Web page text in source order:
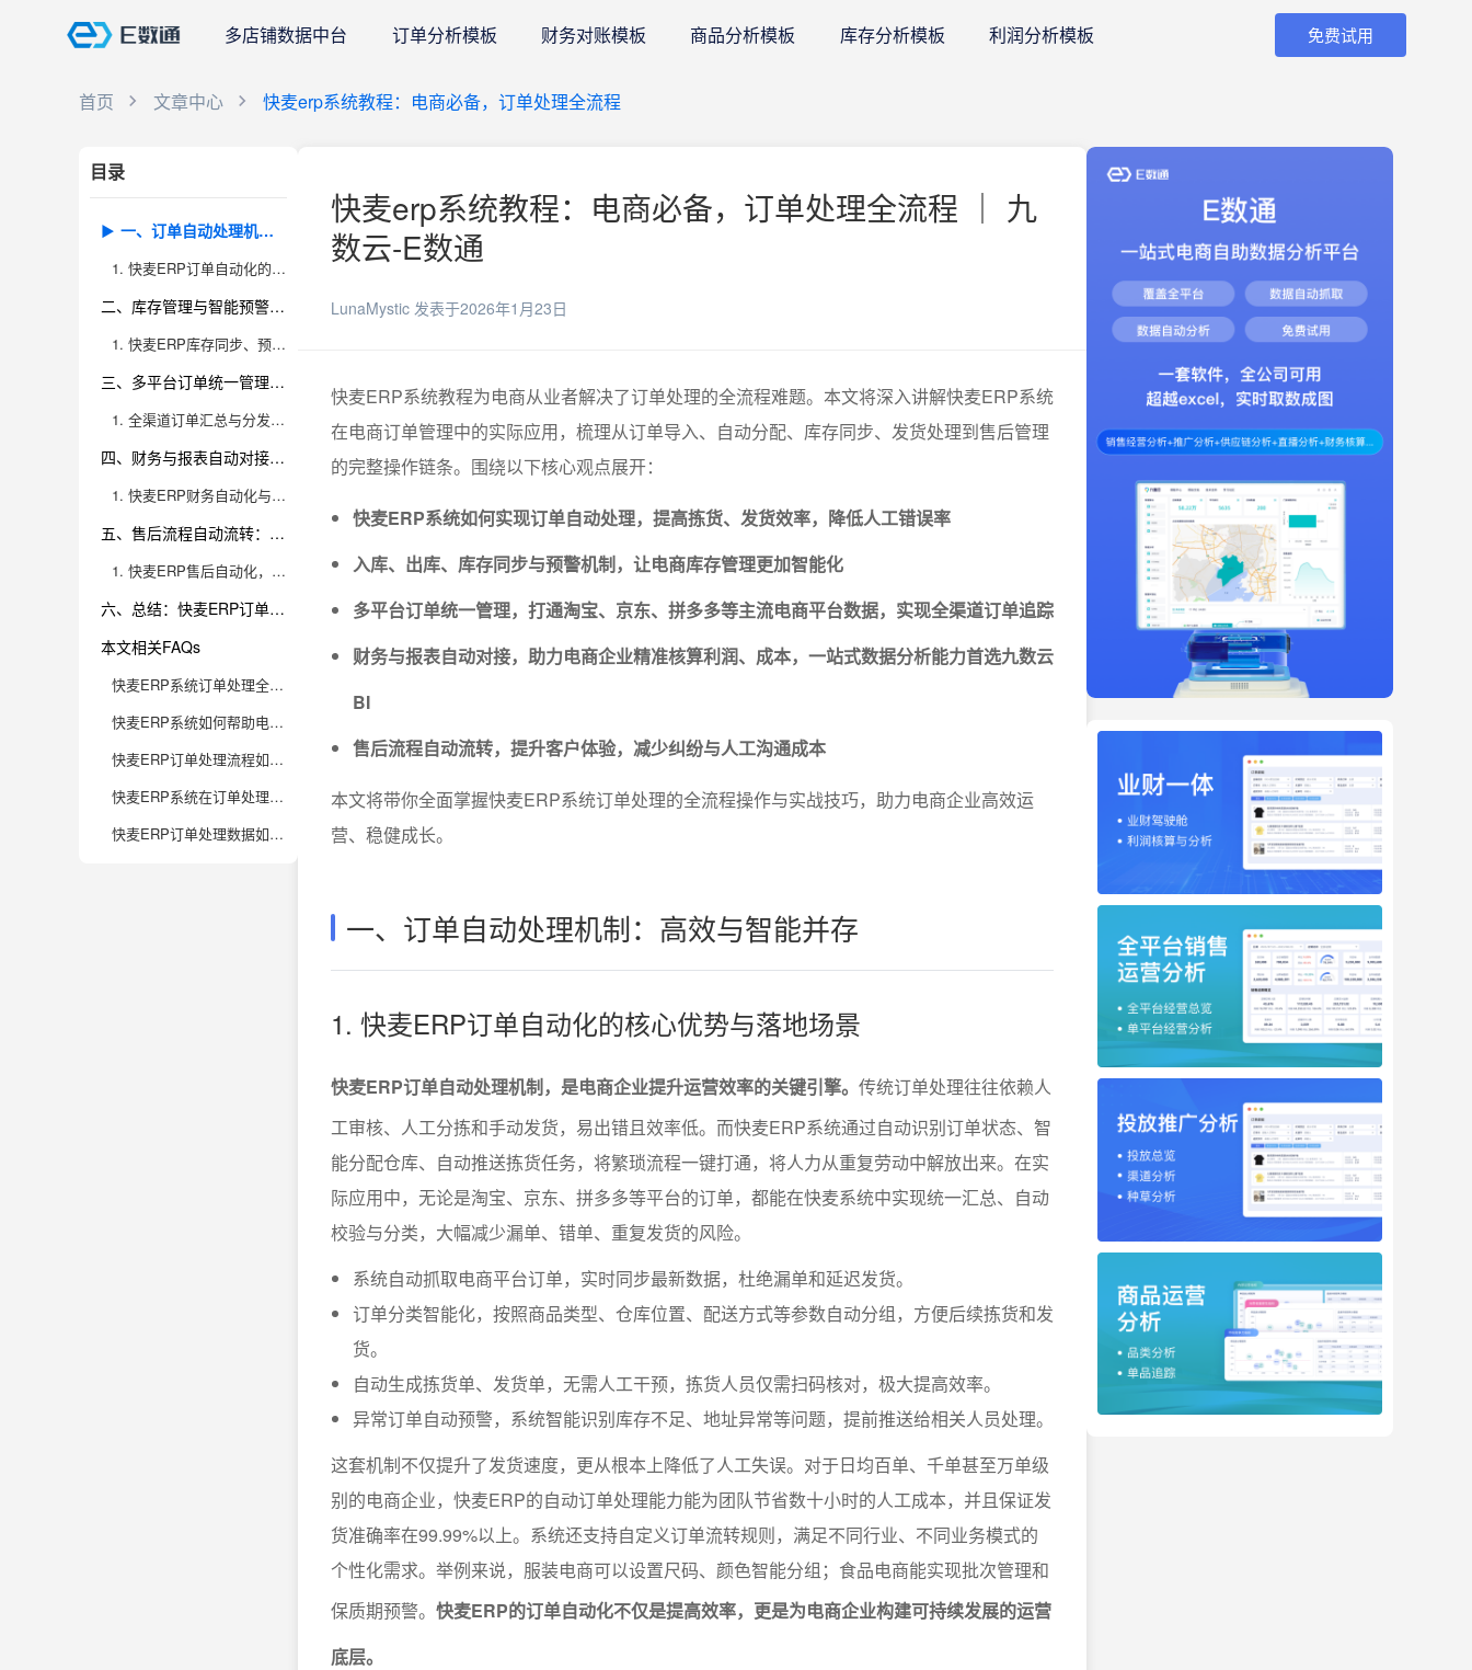
多店铺数据中台 订单分析模板 财务对账模板 商品分析模板 库存分析模板 利润分析模板 免费试用
首页 文章中心 快麦erp系统教程：电商必备，订单处理全流程
目录
一、订单自动处理机制：高效与智能并存
1. 快麦ERP订单自动化的核心优势与落地场景
二、库存管理与智能预警：电商运营的稳定基石
1. 快麦ERP库存同步、预警机制与高阶策略
三、多平台订单统一管理：打通全渠道数据流
1. 全渠道订单汇总与分发，电商业务一站式掌控
四、财务与报表自动对接：数据驱动利润提升
1. 快麦ERP财务自动化与数据分析的深度价值
五、售后流程自动流转：客户体验与纠纷处理双提升
1. 快麦ERP售后自动化，减少人工沟通与误解
六、总结：快麦ERP订单处理全流程助力电商企业高效成长
本文相关FAQs
快麦ERP系统订单处理全流程包含哪些关键环节？如何高效串联电商运营？
快麦ERP系统如何帮助电商企业解决多平台订单管理的痛点？
快麦ERP订单处理流程如何提升库存管理和物流效率？
快麦ERP系统在订单处理自动化方面有哪些创新功能？
快麦ERP订单处理数据如何为电商企业经营决策提供支持？
快麦erp系统教程：电商必备，订单处理全流程 ｜ 九
数云-E数通
LunaMystic 发表于2026年1月23日
快麦ERP系统教程为电商从业者解决了订单处理的全流程难题。本文将深入讲解快麦ERP系统
在电商订单管理中的实际应用，梳理从订单导入、自动分配、库存同步、发货处理到售后管理
的完整操作链条。围绕以下核心观点展开：
快麦ERP系统如何实现订单自动处理，提高拣货、发货效率，降低人工错误率
入库、出库、库存同步与预警机制，让电商库存管理更加智能化
多平台订单统一管理，打通淘宝、京东、拼多多等主流电商平台数据，实现全渠道订单追踪
财务与报表自动对接，助力电商企业精准核算利润、成本，一站式数据分析能力首选九数云
BI
售后流程自动流转，提升客户体验，减少纠纷与人工沟通成本
本文将带你全面掌握快麦ERP系统订单处理的全流程操作与实战技巧，助力电商企业高效运
营、稳健成长。
一、订单自动处理机制：高效与智能并存
1. 快麦ERP订单自动化的核心优势与落地场景
快麦ERP订单自动处理机制，是电商企业提升运营效率的关键引擎。 传统订单处理往往依赖人
工审核、人工分拣和手动发货，易出错且效率低。而快麦ERP系统通过自动识别订单状态、智
能分配仓库、自动推送拣货任务，将繁琐流程一键打通，将人力从重复劳动中解放出来。在实
际应用中，无论是淘宝、京东、拼多多等平台的订单，都能在快麦系统中实现统一汇总、自动
校验与分类，大幅减少漏单、错单、重复发货的风险。
系统自动抓取电商平台订单，实时同步最新数据，杜绝漏单和延迟发货。
订单分类智能化，按照商品类型、仓库位置、配送方式等参数自动分组，方便后续拣货和发
货。
自动生成拣货单、发货单，无需人工干预，拣货人员仅需扫码核对，极大提高效率。
异常订单自动预警，系统智能识别库存不足、地址异常等问题，提前推送给相关人员处理。
这套机制不仅提升了发货速度，更从根本上降低了人工失误。对于日均百单、千单甚至万单级
别的电商企业，快麦ERP的自动订单处理能力能为团队节省数十小时的人工成本，并且保证发
货准确率在99.99%以上。系统还支持自定义订单流转规则，满足不同行业、不同业务模式的
个性化需求。举例来说，服装电商可以设置尺码、颜色智能分组；食品电商能实现批次管理和
保质期预警。 快麦ERP的订单自动化不仅是提高效率，更是为电商企业构建可持续发展的运营
底层。